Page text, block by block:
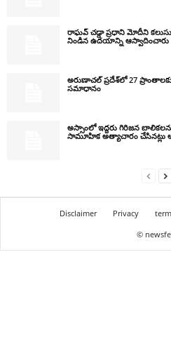
రాఘవ్ చడ్డా ప్రధాని మోదీని
నిండిన ఉదయాన్ని ఆస్వాదించారు
అరుణాచల్ ప్రదేశ్‌లో 27
సమాధానం
అస్సాంలో ఇద్దరు గిరిజన
సామూహిక అత్యాచారం చేసినట్లు
Disclaimer Privacy
©